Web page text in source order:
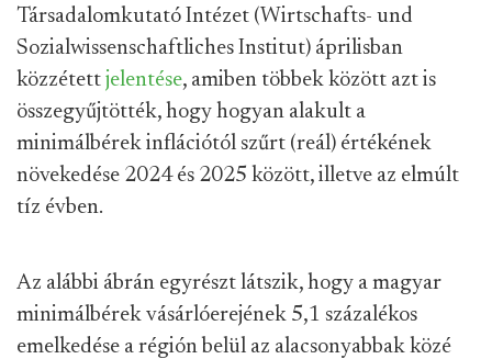
Társadalomkutató Intézet (Wirtschafts- und
Sozialwissenschaftliches Institut) áprilisban
közzétett jelentése, amiben többek között azt is
összegyűjtötték, hogy hogyan alakult a
minimálbérek inflációtól szűrt (reál) értékének
növekedése 2024 és 2025 között, illetve az elmúlt
tíz évben.
Az alábbi ábrán egyrészt látszik, hogy a magyar
minimálbérek vásárlóerejének 5,1 százalékos
emelkedése a régión belül az alacsonyabbak közé